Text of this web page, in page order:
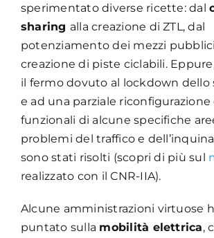
sperimentato diverse ricette: dal
sharing alla creazione di ZTL, dal
potenziamento dei mezzi
creazione di piste ciclabili.
il fermo dovuto al lockdown dello
e ad una parziale
funzionali di alcune specifiche
problemi del traffico e
sono stati risolti (scopri di più sul
realizzato con il CNR-IIA).
Alcune amministrazioni virtuose
puntato sulla mobilità elettrica,